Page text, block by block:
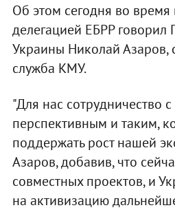
Об этом сегодня во время
делегацией ЕБРР
Украины Николай Азаров,
служба КМУ.
"Для нас сотрудничество
перспективным и таким,
поддержать рост нашей
Азаров, добавив, что
совместных проектов, и
на активизацию